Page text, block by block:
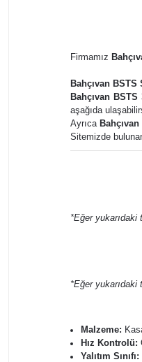
Firmamız
Bahçıvan
Bahçıvan
aşağıda
Ayrıca
Sitemizde
*Eğer yukarıdaki
*Eğer yukarıdaki
Malzeme:
Hız Kontrolü:
Yalıtım Sınıfı: